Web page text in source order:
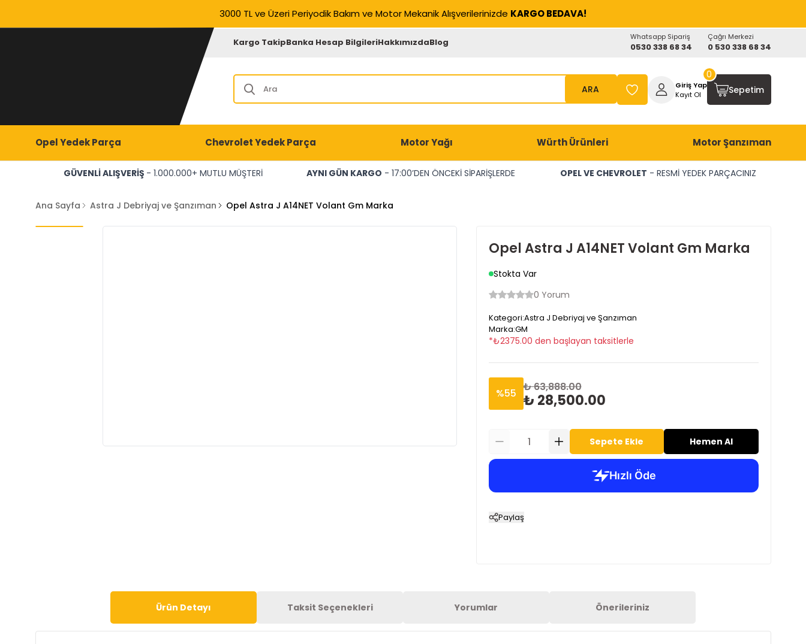
3000 TL ve Üzeri Periyodik Bakım ve Motor Mekanik Alışverilerinizde KARGO BEDAVA!
Kargo TakipBanka Hesap BilgileriHakkımızdaBlog Whatsapp Sipariş
0530 338 68 34
Çağrı Merkezi
0 530 338 68 34
ARA
Giriş Yap
Kayıt Ol
Sepetim
0
Opel Yedek Parça Chevrolet Yedek Parça Motor Yağı Würth Ürünleri Motor Şanzıman
GÜVENLİ ALIŞVERİŞ - 1.000.000+ MUTLU MÜŞTERİ AYNI GÜN KARGO - 17:00’DEN ÖNCEKİ SİPARİŞLERDE OPEL VE CHEVROLET - RESMİ YEDEK PARÇACINIZ
Ana Sayfa Astra J Debriyaj ve Şanzıman Opel Astra J A14NET Volant Gm Marka
Opel Astra J A14NET Volant Gm Marka
Stokta Var
0 Yorum
Kategori:Astra J Debriyaj ve Şanzıman
Marka:GM
*₺2375.00 den başlayan taksitlerle
%55 ₺ 63,888.00
₺ 28,500.00
Sepete Ekle Hemen Al
Paylaş
Ürün Detayı Taksit Seçenekleri Yorumlar Önerileriniz